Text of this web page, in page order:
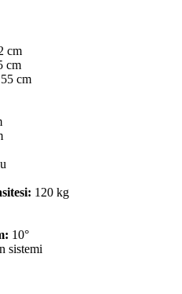
cm
cm
55 cm
120 kg
10°
sistemi